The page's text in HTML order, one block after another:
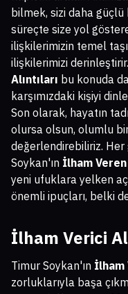
bilmek, sizi daha güçlü
süreçte size yol
ilişkilerimizin temel
ilişkilerimizi
Alıntıları bu konuda
karşımızdaki kişiyi
Son olarak, hayatın
olursa olsun, olumlu bir
değerlendirebiliriz. Her
Soykan'ın İlham Veren
yeni ufuklara yelken
önemli ipuçları, belki
İlham Verici
Timur Soykan'ın İlham
zorluklarıyla başa